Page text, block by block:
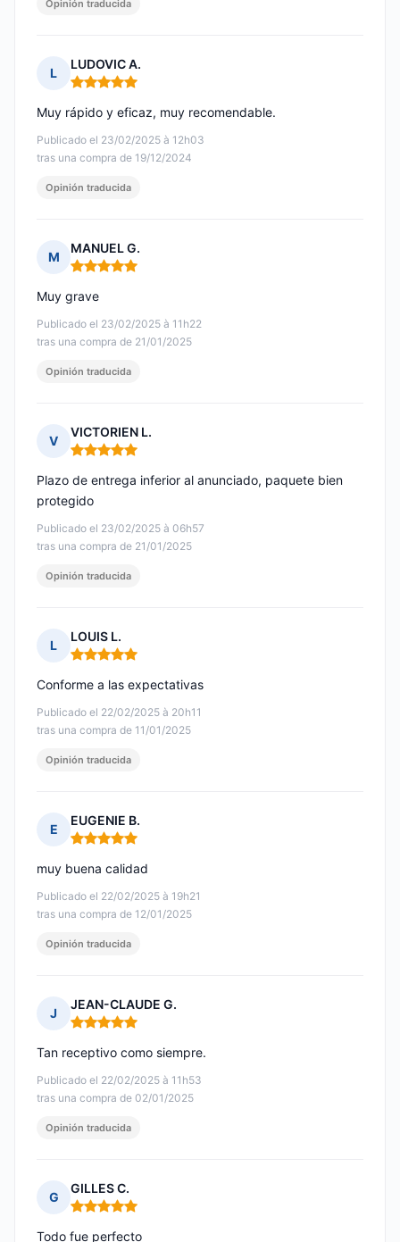
Opinión traducida
L
LUDOVIC A.
Nota: 5 de 5
Publicado el 23/02/2025 à 12h03
tras una compra de 19/12/2024
Muy rápido y eficaz, muy recomendable.
Opinión traducida
M
MANUEL G.
Nota: 5 de 5
Publicado el 23/02/2025 à 11h22
tras una compra de 21/01/2025
Muy grave
Opinión traducida
V
VICTORIEN L.
Nota: 5 de 5
Publicado el 23/02/2025 à 06h57
tras una compra de 21/01/2025
Plazo de entrega inferior al anunciado, paquete bien
protegido
Opinión traducida
L
LOUIS L.
Nota: 5 de 5
Publicado el 22/02/2025 à 20h11
tras una compra de 11/01/2025
Conforme a las expectativas
Opinión traducida
E
EUGENIE B.
Nota: 5 de 5
Publicado el 22/02/2025 à 19h21
tras una compra de 12/01/2025
muy buena calidad
Opinión traducida
J
JEAN-CLAUDE G.
Nota: 5 de 5
Publicado el 22/02/2025 à 11h53
tras una compra de 02/01/2025
Tan receptivo como siempre.
Opinión traducida
G
GILLES C.
Nota: 5 de 5
Todo fue perfecto